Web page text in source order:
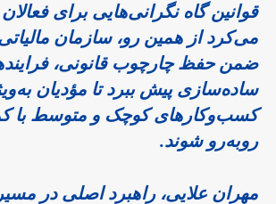
قوانین گاه نگرانی‌هایی برای
می‌کرد از همین رو، سازمان
ضمن حفظ چارچوب قانونی،
ساده‌سازی پیش ببرد تا مؤدیان
کسب‌وکارهای کوچک و متوسط با
روبه‌رو شوند.
مهران علایی، راهبرد اصلی در مسیر